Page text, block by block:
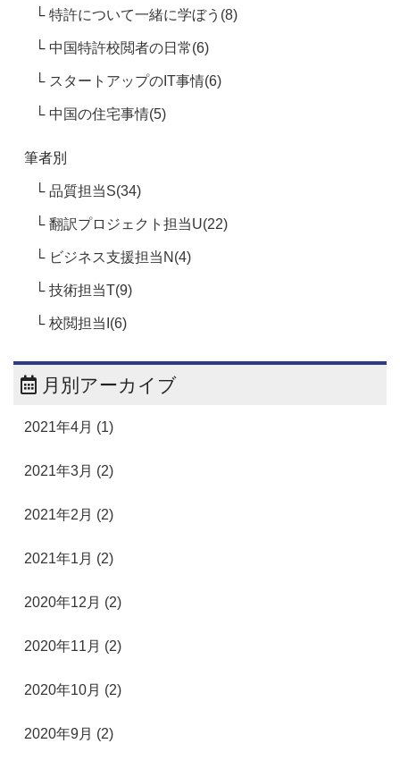
特許について一緒に学ぼう(8)
中国特許校閲者の日常(6)
スタートアップのIT事情(6)
中国の住宅事情(5)
筆者別
品質担当S(34)
翻訳プロジェクト担当U(22)
ビジネス支援担当N(4)
技術担当T(9)
校閲担当I(6)
月別アーカイブ
2021年4月 (1)
2021年3月 (2)
2021年2月 (2)
2021年1月 (2)
2020年12月 (2)
2020年11月 (2)
2020年10月 (2)
2020年9月 (2)